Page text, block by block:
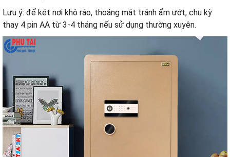
Lưu ý: để két nơi khô ráo, thoáng mát tránh ẩm ướt, chu kỳ
thay 4 pin AA từ 3-4 tháng nếu sử dụng thường xuyên.